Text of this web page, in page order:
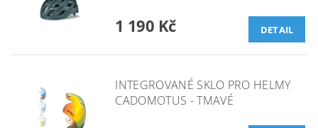
1 190 Kč DETAIL
INTEGROVANÉ SKLO PRO HELMY
CADOMOTUS - TMAVÉ